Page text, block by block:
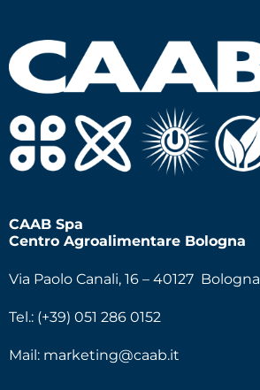
CAAB Spa
Centro Agroalimentare Bologna
Via Paolo Canali, 16 – 40127 Bologna
Tel.: (+39) 051 286 0152
Mail: marketing@caab.it